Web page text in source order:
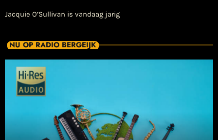
Jacquie O’Sullivan is vandaag jarig
NU OP RADIO BERGEIJK